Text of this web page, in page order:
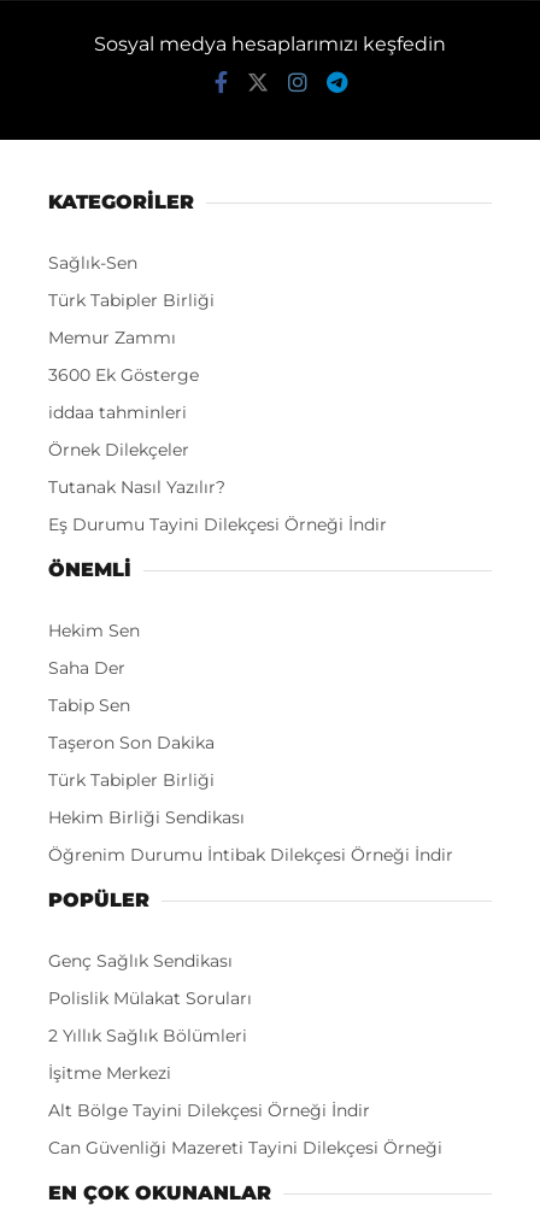
Sosyal medya hesaplarımızı keşfedin
KATEGORİLER
Sağlık-Sen
Türk Tabipler Birliği
Memur Zammı
3600 Ek Gösterge
iddaa tahminleri
Örnek Dilekçeler
Tutanak Nasıl Yazılır?
Eş Durumu Tayini Dilekçesi Örneği İndir
ÖNEMLI
Hekim Sen
Saha Der
Tabip Sen
Taşeron Son Dakika
Türk Tabipler Birliği
Hekim Birliği Sendikası
Öğrenim Durumu İntibak Dilekçesi Örneği İndir
POPÜLER
Genç Sağlık Sendikası
Polislik Mülakat Soruları
2 Yıllık Sağlık Bölümleri
İşitme Merkezi
Alt Bölge Tayini Dilekçesi Örneği İndir
Can Güvenliği Mazereti Tayini Dilekçesi Örneği
EN ÇOK OKUNANLAR